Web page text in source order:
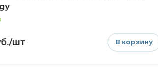
/шт В корзину